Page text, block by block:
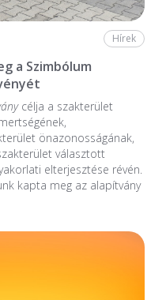
Hírek
a Szimbólum
célja a szakterület
önazonosságának,
választott
elterjesztése révén.
kapta meg az alapítvány